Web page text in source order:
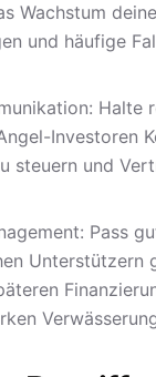
Wachstum
und häufige
Halte
Investoren
steuern und
Pass
Unterstützern